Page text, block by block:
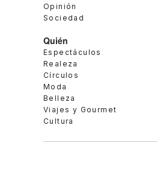
Opinión
Sociedad
Quién
Espectáculos
Realeza
Círculos
Moda
Belleza
Viajes y Gourmet
Cultura